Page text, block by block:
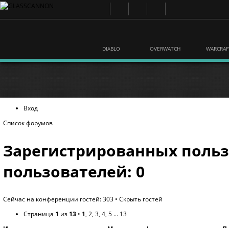
DIABLO OVERWATCH
Вход
Список форумов
Зарегистрированных
пользователей: 0
Сейчас на конференции гостей: 303 • Скрыть гостей
Страница 1 из 13 • 1, 2, 3, 4, 5 ... 13